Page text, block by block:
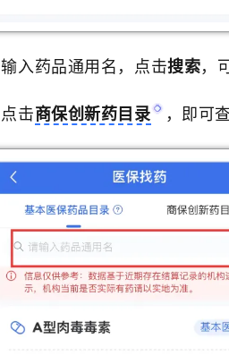
输入药品通用名，点击搜索，
点击商保创新药目录 ，即可